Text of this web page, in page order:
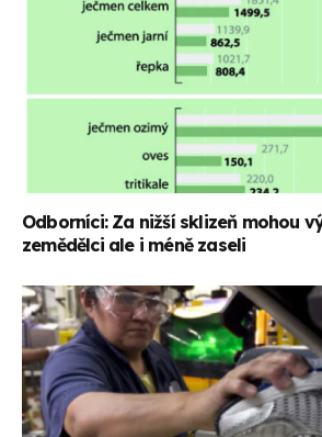
Odborníci: Za nižší sklizeň mohou
zemědělci ale i méně zaseli